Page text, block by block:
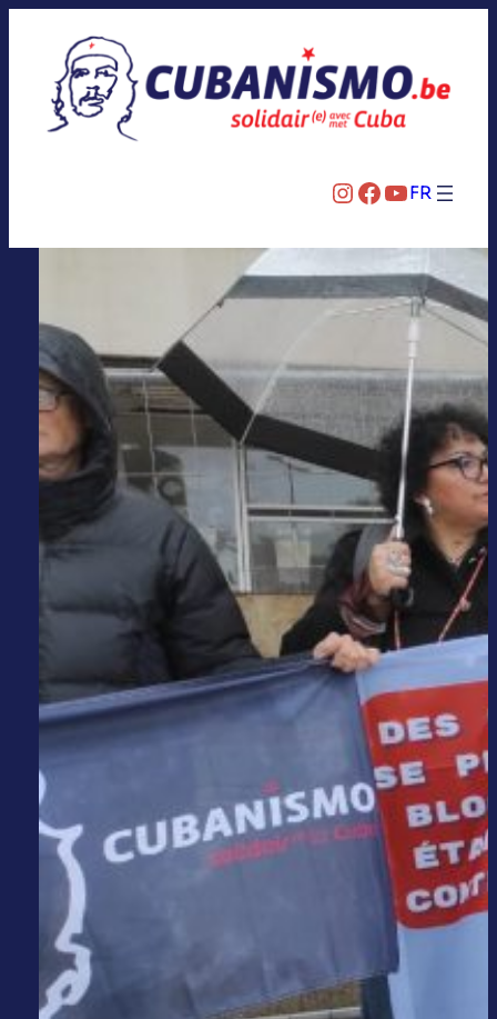
InstagramFacebook YouTube FR